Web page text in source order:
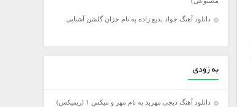
دانلود آهنگ جواد بدیع زاده به نام خزان گلشن آشنایی
به زودی
دانلود آهنگ دیجی مهربد به نام مهر و میکس ۱ (ریمیکس)